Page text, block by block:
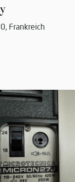
Frankreich